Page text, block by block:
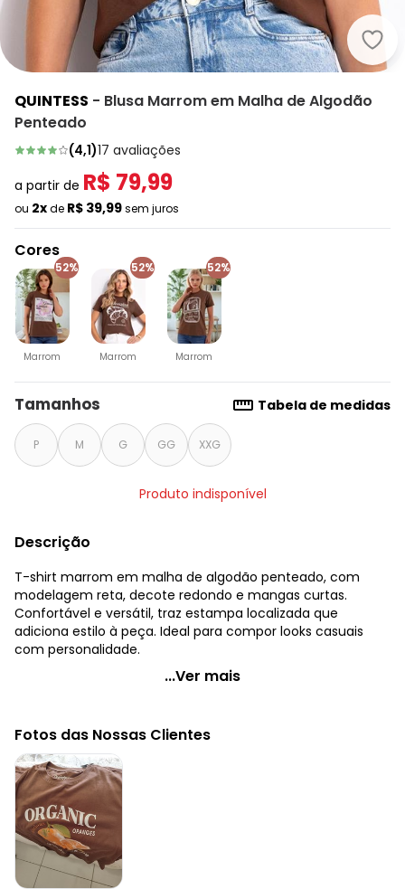
QUINTESS - Blusa Marrom em Malha de Algodão
Penteado
(4,1)17 avaliações
a partir de R$ 79,99
ou 2xde R$ 39,99sem juros
Cores
52%
Marrom
52%
Marrom
52%
Marrom
Tamanhos Tabela de medidas
P M G GG XXG
Produto indisponível
Descrição
T-shirt marrom em malha de algodão penteado, com
modelagem reta, decote redondo e mangas curtas.
Confortável e versátil, traz estampa localizada que
adiciona estilo à peça. Ideal para compor looks casuais
com personalidade.
Quintess - Blusa Marrom em Malha de Algodão
Código do produto: 3816258
Modelagem: Solta
Decote frente: Redondo
Comprimento da manga: Curta
Complemento: Estampa localizada;
Comprimento: Tradicional
Material: Malha de Algodão Penteado
Estação: Ano Inteiro
Situação de Uso: Casual
...Ver mais
Fotos das Nossas Clientes